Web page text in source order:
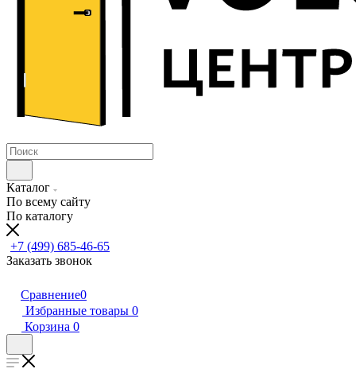
Каталог
По всему сайту
По каталогу
+7 (499) 685-46-65
Заказать звонок
Сравнение0
Избранные товары 0
Корзина 0